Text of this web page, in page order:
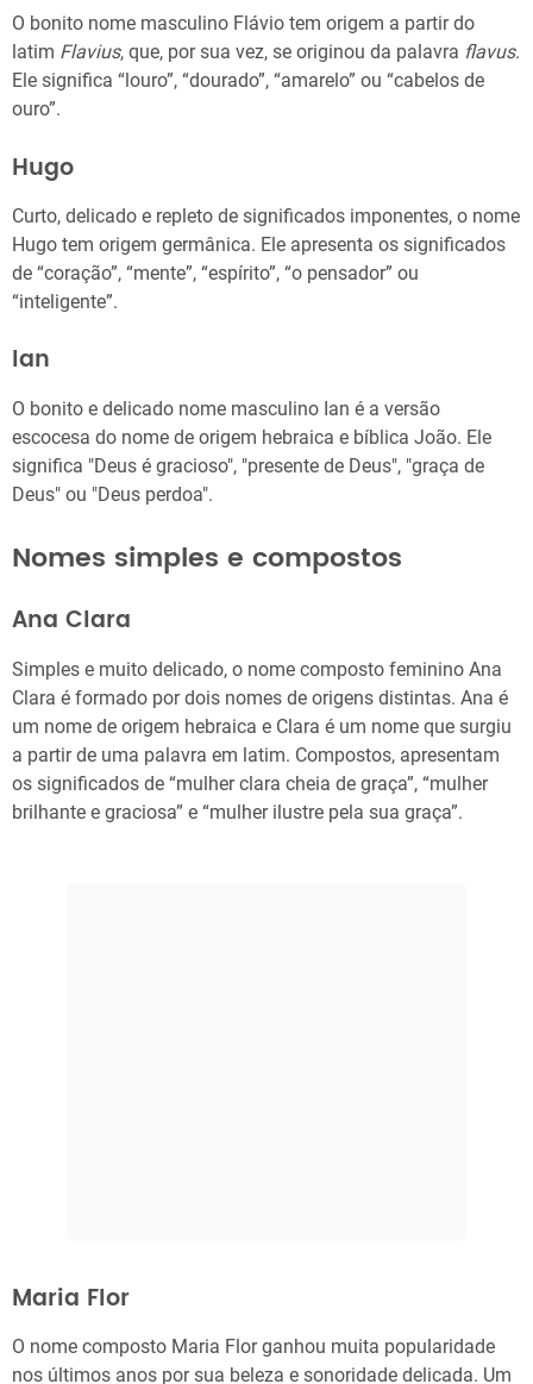
O bonito nome masculino Flávio tem origem a partir do
latim Flavius, que, por sua vez, se originou da palavra flavus.
Ele significa “louro”, “dourado”, “amarelo” ou “cabelos de
ouro”.
Hugo
Curto, delicado e repleto de significados imponentes, o nome
Hugo tem origem germânica. Ele apresenta os significados
de “coração”, “mente”, “espírito”, “o pensador” ou
“inteligente”.
Ian
O bonito e delicado nome masculino Ian é a versão
escocesa do nome de origem hebraica e bíblica João. Ele
significa "Deus é gracioso", "presente de Deus", "graça de
Deus" ou "Deus perdoa".
Nomes simples e compostos
Ana Clara
Simples e muito delicado, o nome composto feminino Ana
Clara é formado por dois nomes de origens distintas. Ana é
um nome de origem hebraica e Clara é um nome que surgiu
a partir de uma palavra em latim. Compostos, apresentam
os significados de “mulher clara cheia de graça”, “mulher
brilhante e graciosa” e “mulher ilustre pela sua graça”.
Maria Flor
O nome composto Maria Flor ganhou muita popularidade
nos últimos anos por sua beleza e sonoridade delicada. Um